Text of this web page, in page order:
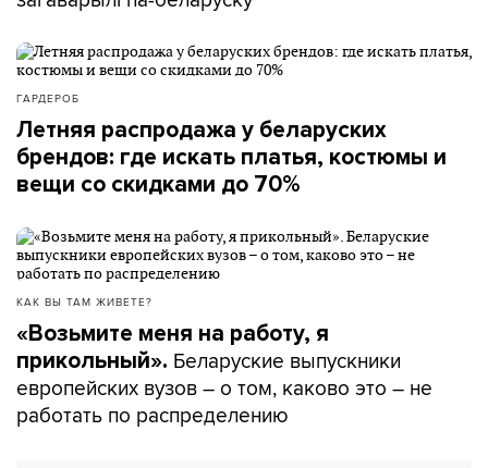
ГАРДЕРОБ
Летняя распродажа у беларуских
брендов: где искать платья, костюмы и
вещи со скидками до 70%
КАК ВЫ ТАМ ЖИВЕТЕ?
«Возьмите меня на работу, я
прикольный». Беларуские выпускники
европейских вузов – о том, каково это – не
работать по распределению